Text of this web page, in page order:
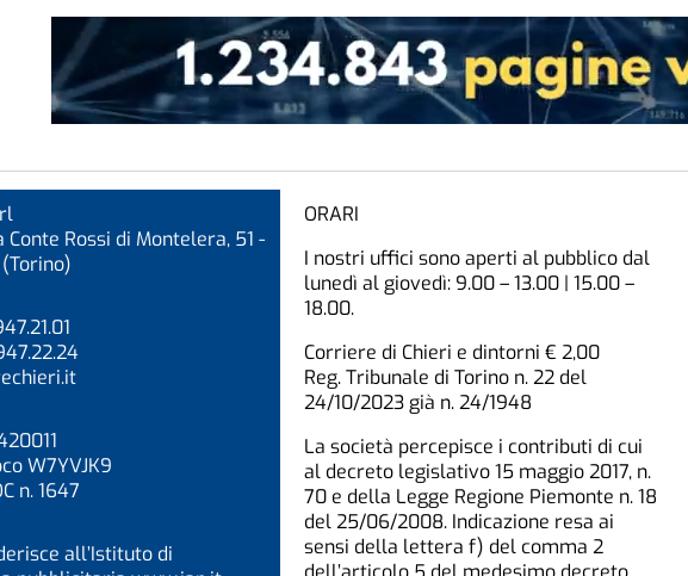
Conte Rossi di Montelera, 51 -
W7YVJK9
n. 1647
all’Istituto di
ORARI
I nostri uffici sono aperti al pubblico dal
lunedì al giovedì: 9.00 – 13.00 | 15.00 –
18.00.
Corriere di Chieri e dintorni € 2,00
Reg. Tribunale di Torino n. 22 del
24/10/2023 già n. 24/1948
La società percepisce i contributi di cui
al decreto legislativo 15 maggio 2017, n.
70 e della Legge Regione Piemonte n. 18
del 25/06/2008. Indicazione resa ai
sensi della lettera f) del comma 2